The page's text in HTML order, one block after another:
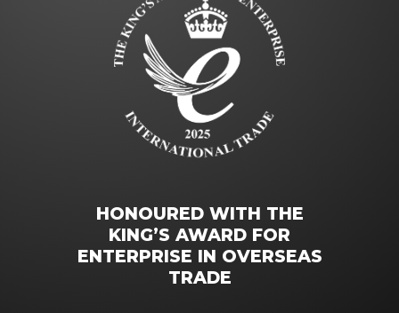
HONOURED WITH THE
KING’S AWARD FOR
ENTERPRISE IN OVERSEAS
TRADE